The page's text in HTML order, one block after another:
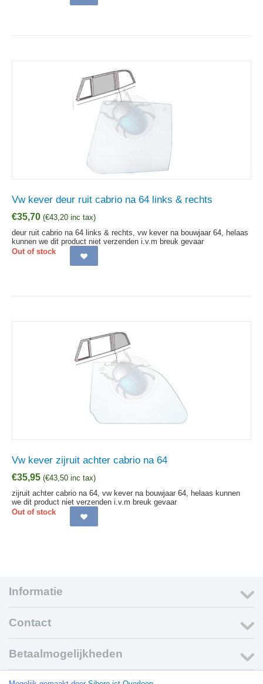
Vw kever deur ruit cabrio na 64 links & rechts
€35,70 (€43,20 inc tax)
deur ruit cabrio na 64 links & rechts, vw kever na bouwjaar 64, helaas
kunnen we dit product niet verzenden i.v.m breuk gevaar
Out of stock
Vw kever zijruit achter cabrio na 64
€35,95 (€43,50 inc tax)
zijruit achter cabrio na 64, vw kever na bouwjaar 64, helaas kunnen
we dit product niet verzenden i.v.m breuk gevaar
Out of stock
Informatie
Contact
Betaalmogelijkheden